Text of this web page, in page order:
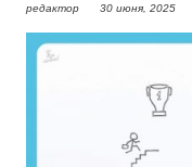
редактор 30 июня, 2025